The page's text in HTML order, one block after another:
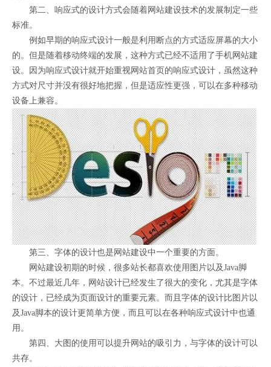
第二、响应式的设计方式会随着网站建设技术的发展制定一些
标准。
例如早期的响应式设计一般是利用断点的方式适应屏幕的大小
的。但是随着移动终端的发展，这种方式已经不适用了手机网站建
设。因为响应式设计就开始重视网站首页的响应式设计，虽然这种
方式对尺寸并没有很好地把握，但是适应性更强，可以在多种移动
设备上兼容。
第三、字体的设计也是网站建设中一个重要的方面。
网站建设初期的时候，很多站长都喜欢使用图片以及Java脚
本。不过最近几年，网站设计已经发生了很大的变化，尤其是字体
的设计，已经成为页面设计的重要元素。而且字体的设计比图片以
及Java脚本的设计更简单方便，而且可以在各种响应式设计中也通
用。
第四、大图的使用可以提升网站的吸引力，与字体的设计可以
共存。